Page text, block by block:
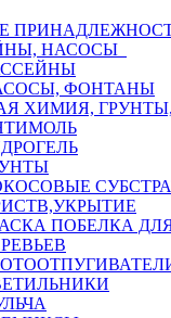
НАСОСЫ
ФОНТАНЫ
ХИМИЯ,
ПОБЕЛКА